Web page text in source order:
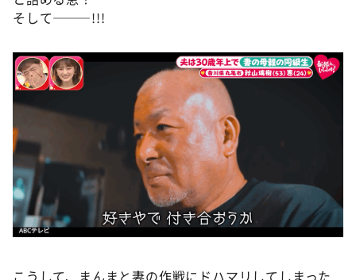
そして———!!!
こうして、まんまと妻の作戦にドハマリしてしまった